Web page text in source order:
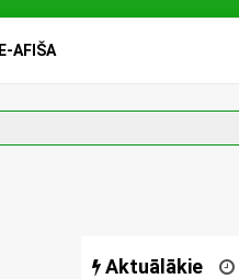
E-AFIŠA
Aktuālākie